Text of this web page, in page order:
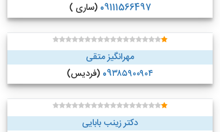
09111566497 (ساری )
مهرانگیز متقی
09۳۸۵۹۰۰۹۰۴ (فردیس)
دکتر زینب بابایی